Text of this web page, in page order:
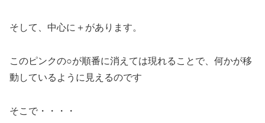
そして、中心に＋があります。
このピンクの○が順番に消えては現れることで、何かが移
動しているように見えるのです
そこで・・・・